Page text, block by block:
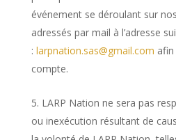
événement se déroulant sur
adressés par mail à l’adresse
: larpnation.sas@gmail.com
compte.
LARP Nation ne sera pas
ou inexécution résultant de